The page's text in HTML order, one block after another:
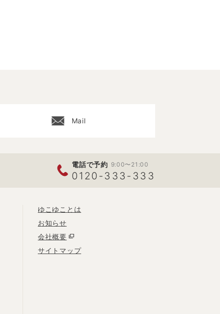
Mail
電話で予約 9:00〜21:00
0120-333-333
ゆこゆことは
お知らせ
会社概要
サイトマップ